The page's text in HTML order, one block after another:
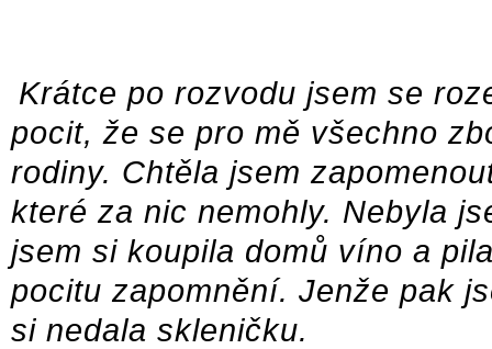
Krátce po rozvodu jsem se
pocit, že se pro mě všechno
rodiny. Chtěla jsem
které za nic nemohly. Nebyla
jsem si koupila domů víno a
pocitu zapomnění. Jenže pak
si nedala skleničku.